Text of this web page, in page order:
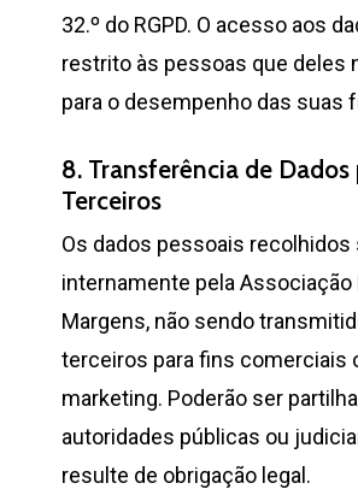
32.º do RGPD. O acesso aos
restrito às pessoas que deles
para o desempenho das suas
8. Transferência de Dados
Terceiros
Os dados pessoais recolhidos
internamente pela Associação
Margens, não sendo
terceiros para fins comerciais
marketing. Poderão ser
autoridades públicas ou
resulte de obrigação legal.